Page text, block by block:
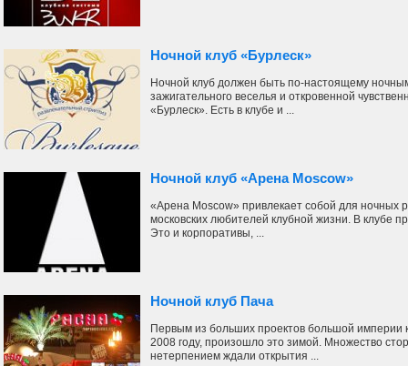
Ночной клуб «Бурлеск»
Ночной клуб должен быть по-настоящему
зажигательного веселья и откровенной
«Бурлеск». Есть в клубе и ...
Ночной клуб «Арена Moscow»
«Арена Moscow» привлекает собой для ночных
московских любителей клубной жизни. В клубе
Это и корпоративы, ...
Ночной клуб Пача
Первым из больших проектов большой империи
2008 году, произошло это зимой. Множество
нетерпением ждали открытия ...